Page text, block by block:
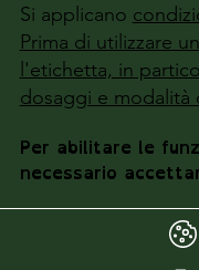
Si applicano
Prima di utilizzare
l'etichetta, in
dosaggi e modalità
Per abilitare le
necessario